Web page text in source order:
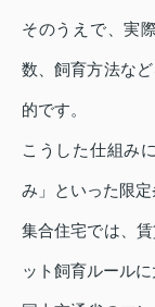
そのうえで、実
数、飼育方法な
的です。
こうした仕組み
み」といった限定
集合住宅では、
ット飼育ルールに